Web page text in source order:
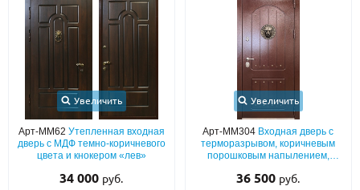
С реечным дизайном(29)
ПО НАЗНАЧЕНИЮ
ПО ОСОБЕННОСТЯМ
ПО КОНСТРУКЦИИ
Популярные двери
Двери со скидкой
Увеличить
Арт-ММ62 Утепленная входная
дверь с МДФ темно-коричневого
цвета и кнокером «лев»
34 000 руб.
Увеличить
Арт-ММ304 Входная дверь с
терморазрывом, коричневым
порошковым напылением,
металле
36 500 руб.